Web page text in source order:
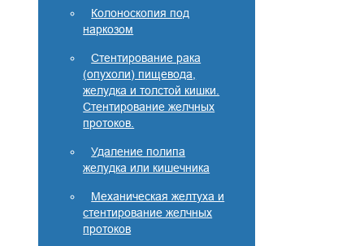
Колоноскопия под
наркозом
Стентирование рака
(опухоли) пищевода,
желудка и толстой кишки.
Стентирование желчных
протоков.
Удаление полипа
желудка или кишечника
Механическая желтуха и
стентирование желчных
протоков